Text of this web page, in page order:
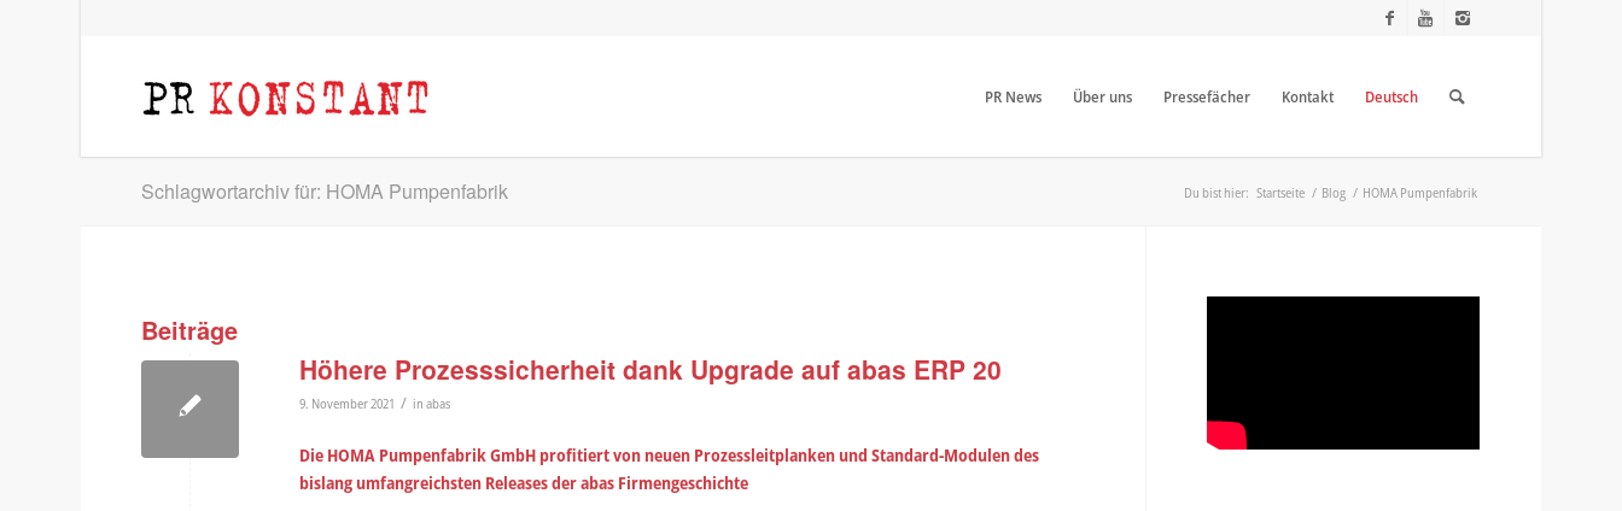
PR News Über uns Pressefächer Kontakt Deutsch
Schlagwortarchiv für: HOMA Pumpenfabrik Du bist hier: Startseite / Blog / HOMA Pumpenfabrik
Beiträge
Höhere Prozesssicherheit dank Upgrade auf abas ERP 20
9. November 2021 / inabas
Die HOMA Pumpenfabrik GmbH profitiert von neuen Prozessleitplanken und Standard-Modulen des
bislang umfangreichsten Releases der abas Firmengeschichte